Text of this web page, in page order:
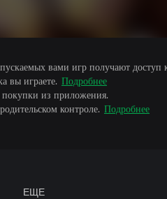
вами игр получают
вы играете. Подробнее
из приложения.
контроле. Подробнее
ЕЩЕ